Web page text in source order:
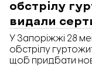
обстрілу
видали
У Запоріжжі 28
обстрілу
щоб придбати